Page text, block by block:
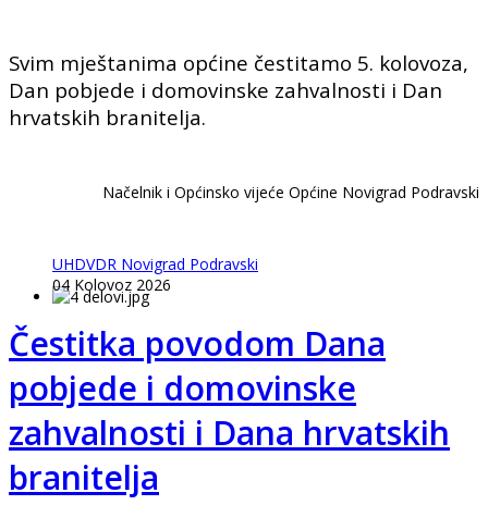
Svim mještanima općine čestitamo 5. kolovoza,
Dan pobjede i domovinske zahvalnosti i Dan
hrvatskih branitelja.
Načelnik i Općinsko vijeće Općine Novigrad Podravski
UHDVDR Novigrad Podravski
04 Kolovoz 2026
Čestitka povodom Dana
pobjede i domovinske
zahvalnosti i Dana hrvatskih
branitelja